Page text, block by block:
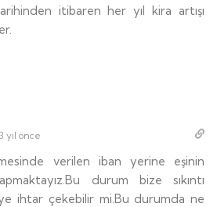
itibaren her yıl kira artışı
3 yıl önce
verilen iban yerine eşinin
durum bize sıkıntı
ihtar çekebilir mi.Bu durumda ne